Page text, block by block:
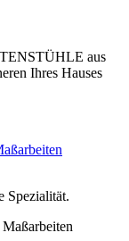
aus
Ihres Hauses
Spezialität.